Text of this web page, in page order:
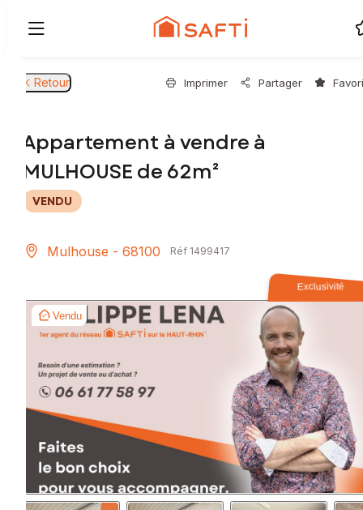
Retour Imprimer Partager
Appartement à vendre à
MULHOUSE de 62m²
VENDU
Mulhouse - 68100 Réf 1499417
Exclusivité
Vendu